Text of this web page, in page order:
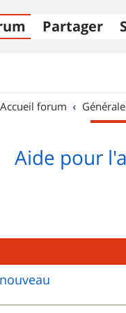
Partager
Accueil forum Générale
Aide pour